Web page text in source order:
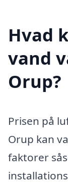
Hvad
vand
Orup?
Prisen på
Orup kan
faktorer